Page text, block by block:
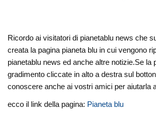
Ricordo ai visitatori di pianetablu news che
creata la pagina pianeta blu in cui vengono
pianetablu news ed anche altre notizie.Se la
gradimento cliccate in alto a destra sul
conoscere anche ai vostri amici per aiutarla
ecco il link della pagina: Pianeta blu